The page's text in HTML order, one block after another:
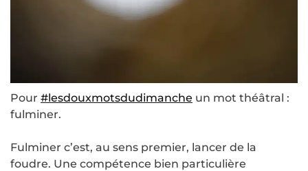
Pour #lesdouxmotsdudimanche un mot théâtral :
fulminer.
Fulminer c’est, au sens premier, lancer de la
foudre. Une compétence bien particulière